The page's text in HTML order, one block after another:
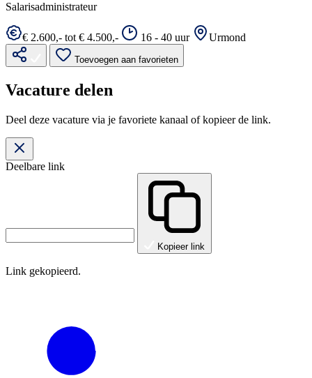
Salarisadministrateur
€ 2.600,- tot € 4.500,- 16 - 40 uur Urmond
Toevoegen aan favorieten
Vacature delen
Deel deze vacature via je favoriete kanaal of kopieer de link.
Deelbare link
Kopieer link
Link gekopieerd.